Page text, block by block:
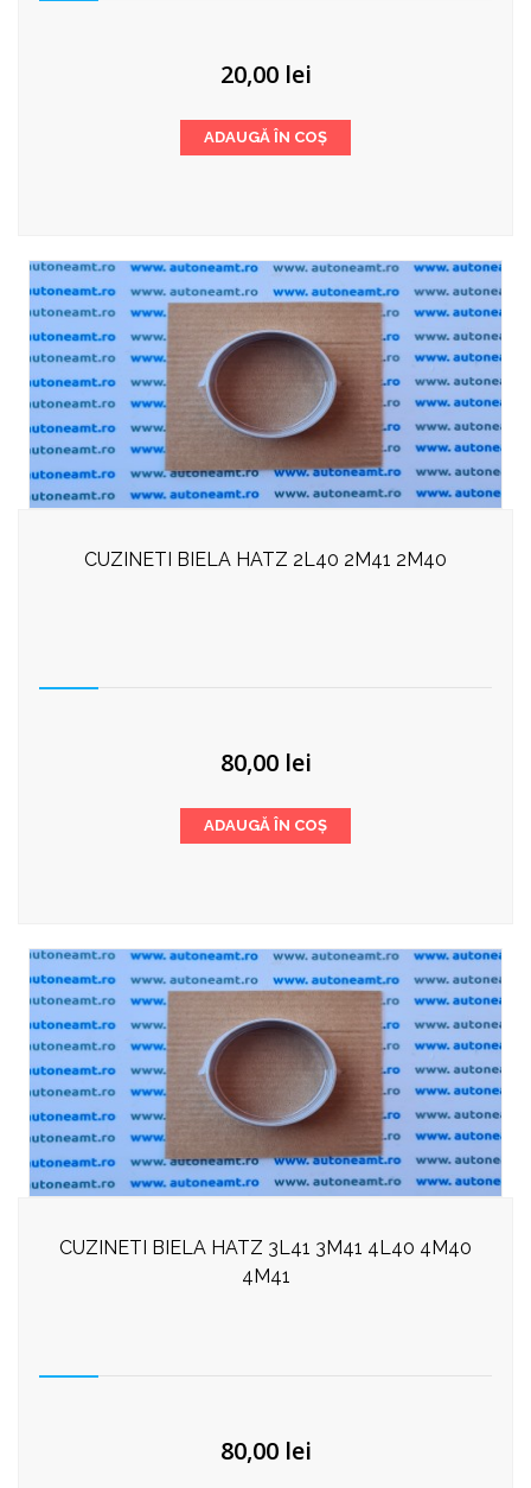
20,00 lei
ADAUGĂ ÎN COȘ
CUZINETI BIELA HATZ 2L40 2M41 2M40
80,00 lei
ADAUGĂ ÎN COȘ
CUZINETI BIELA HATZ 3L41 3M41 4L40 4M40
4M41
80,00 lei